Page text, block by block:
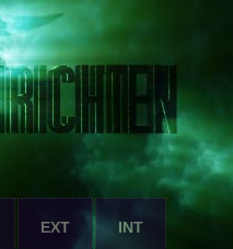
EXT INT